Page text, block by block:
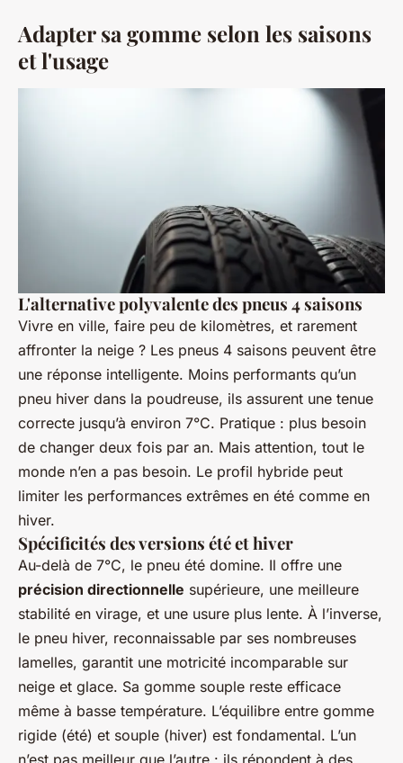
Adapter sa gomme selon les saisons
et l'usage
L'alternative polyvalente des pneus 4 saisons
Vivre en ville, faire peu de kilomètres, et rarement
affronter la neige ? Les pneus 4 saisons peuvent être
une réponse intelligente. Moins performants qu’un
pneu hiver dans la poudreuse, ils assurent une tenue
correcte jusqu’à environ 7°C. Pratique : plus besoin
de changer deux fois par an. Mais attention, tout le
monde n’en a pas besoin. Le profil hybride peut
limiter les performances extrêmes en été comme en
hiver.
Spécificités des versions été et hiver
Au-delà de 7°C, le pneu été domine. Il offre une
précision directionnelle supérieure, une meilleure
stabilité en virage, et une usure plus lente. À l’inverse,
le pneu hiver, reconnaissable par ses nombreuses
lamelles, garantit une motricité incomparable sur
neige et glace. Sa gomme souple reste efficace
même à basse température. L’équilibre entre gomme
rigide (été) et souple (hiver) est fondamental. L’un